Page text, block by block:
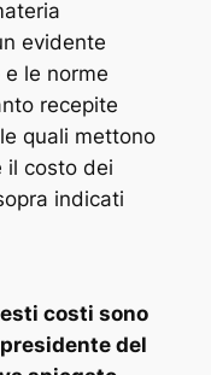
evidente
le norme
recepite
quali mettono
il costo dei
indicati
costi sono
del